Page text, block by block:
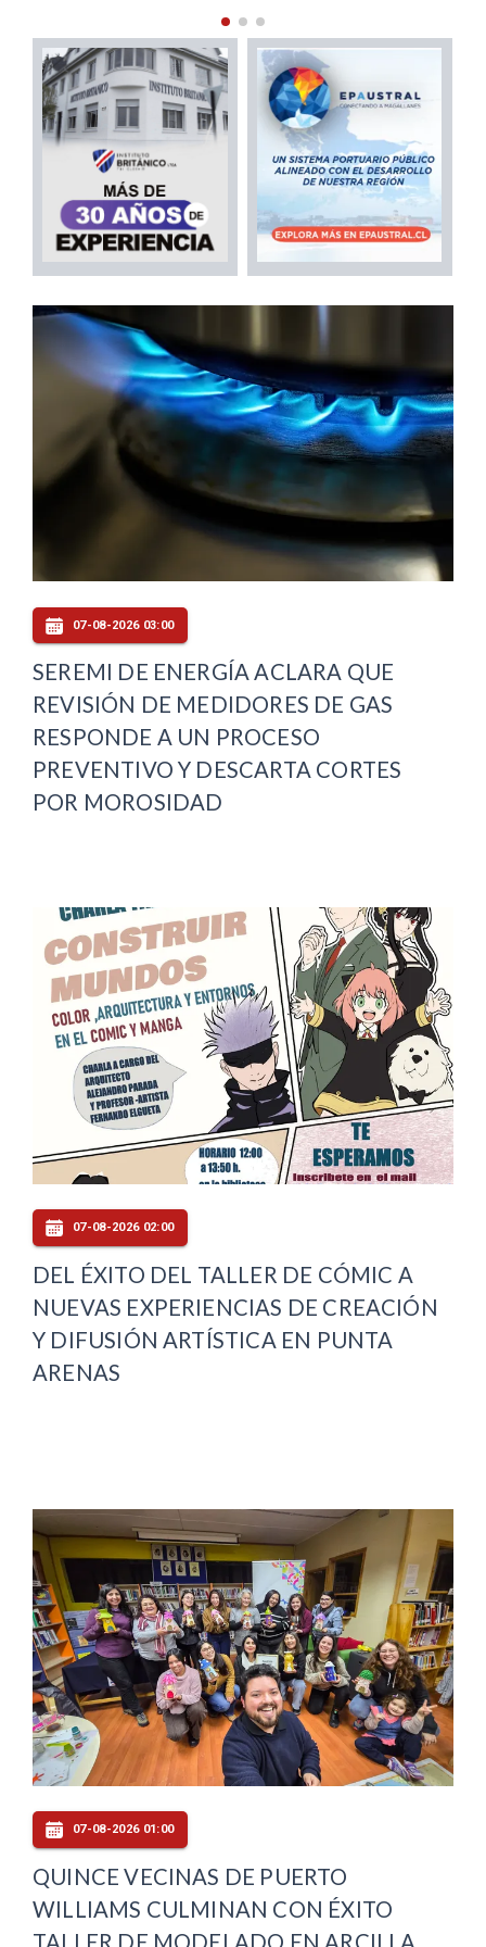
07-08-2026 03:00
SEREMI DE ENERGÍA ACLARA QUE
REVISIÓN DE MEDIDORES DE GAS
RESPONDE A UN PROCESO
PREVENTIVO Y DESCARTA CORTES
POR MOROSIDAD
07-08-2026 02:00
DEL ÉXITO DEL TALLER DE CÓMIC A
NUEVAS EXPERIENCIAS DE CREACIÓN
Y DIFUSIÓN ARTÍSTICA EN PUNTA
ARENAS
07-08-2026 01:00
QUINCE VECINAS DE PUERTO
WILLIAMS CULMINAN CON ÉXITO
TALLER DE MODELADO EN ARCILLA